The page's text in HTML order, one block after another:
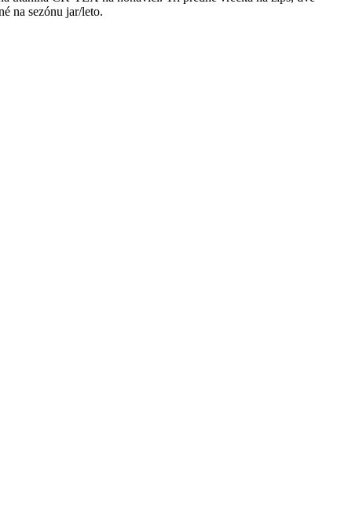
na sezónu jar/leto.